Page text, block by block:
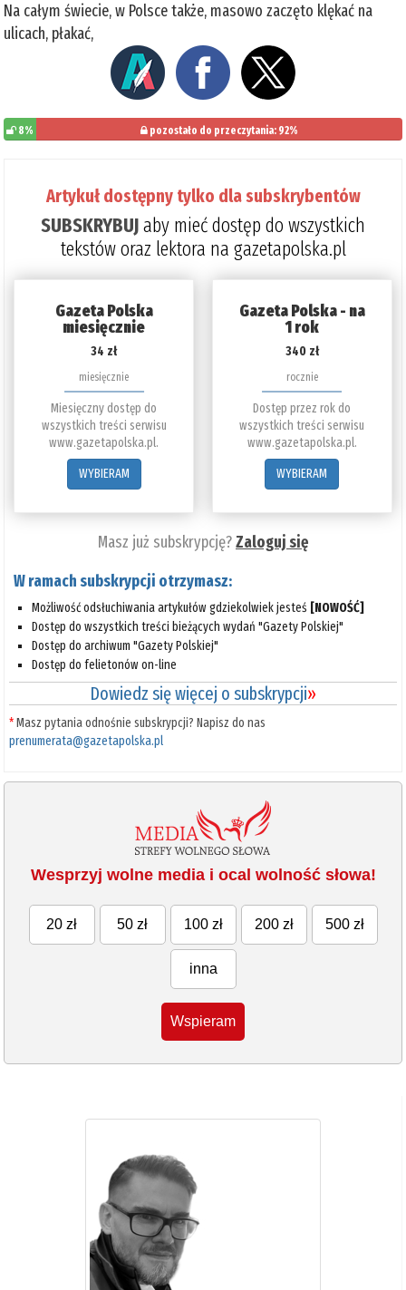
Na całym świecie, w Polsce także, masowo zaczęto klękać na
ulicach, płakać,
8% pozostało do przeczytania: 92%
Artykuł dostępny tylko dla subskrybentów
SUBSKRYBUJaby mieć dostęp do wszystkich
tekstów oraz lektora na gazetapolska.pl
Gazeta Polska
miesięcznie
34 zł
miesięcznie
Miesięczny dostęp do
wszystkich treści serwisu
www.gazetapolska.pl.
WYBIERAM
Gazeta Polska - na
1 rok
340 zł
rocznie
Dostęp przez rok do
wszystkich treści serwisu
www.gazetapolska.pl.
WYBIERAM
Masz już subskrypcję?Zaloguj się
W ramach subskrypcji otrzymasz:
Możliwość odsłuchiwania artykułów gdziekolwiek jesteś [NOWOŚĆ]
Dostęp do wszystkich treści bieżących wydań "Gazety Polskiej"
Dostęp do archiwum "Gazety Polskiej"
Dostęp do felietonów on-line
Dowiedz się więcej o subskrypcji»
*Masz pytania odnośnie subskrypcji? Napisz do nas
prenumerata@gazetapolska.pl
Wesprzyj wolne media i ocal wolność słowa!
20 zł 50 zł 100 zł 200 zł 500 zł
inna
Wspieram